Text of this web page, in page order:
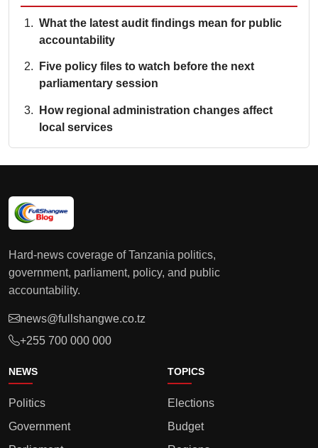
What the latest audit findings mean for public
accountability
Five policy files to watch before the next
parliamentary session
How regional administration changes affect
local services
Hard-news coverage of Tanzania politics,
government, parliament, policy, and public
accountability.
news@fullshangwe.co.tz
+255 700 000 000
NEWS
Politics
Government
TOPICS
Elections
Budget